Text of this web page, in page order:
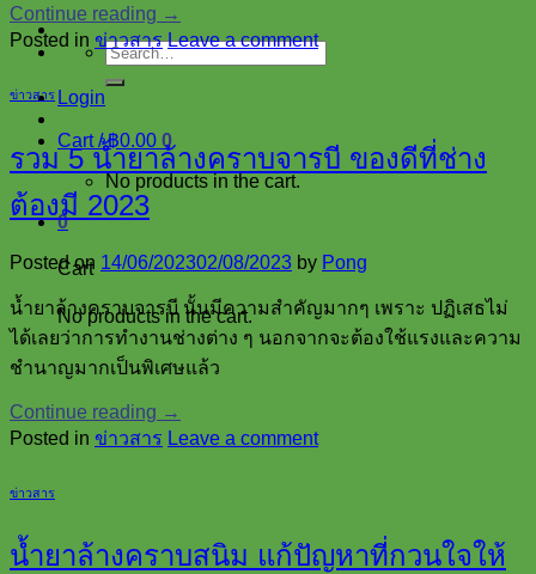
Search
for:
Login
Cart /฿0.00 0
No products in the cart.
0
Cart
No products in the cart.
Continue reading →
Posted in ข่าวสาร Leave a comment
ข่าวสาร
รวม 5 น้ำยาล้างคราบจารบี ของดีที่ช่าง
ต้องมี 2023
Posted on 14/06/202302/08/2023 by Pong
น้ำยาล้างคราบจารบี นั้นมีความสำคัญมากๆ เพราะ ปฏิเสธไม่
ได้เลยว่าการทำงานช่างต่าง ๆ นอกจากจะต้องใช้แรงและความ
ชำนาญมากเป็นพิเศษแล้ว
Continue reading →
Posted in ข่าวสาร Leave a comment
ข่าวสาร
น้ำยาล้างคราบสนิม แก้ปัญหาที่กวนใจให้